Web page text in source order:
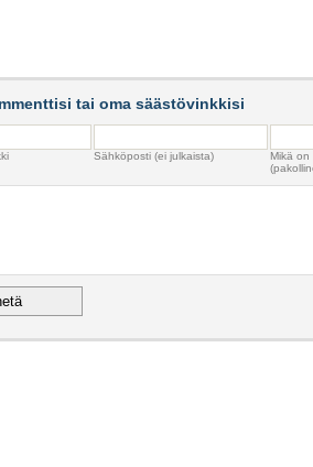
tai oma säästövinkkisi
Sähköposti (ei julkaista)
Mikä